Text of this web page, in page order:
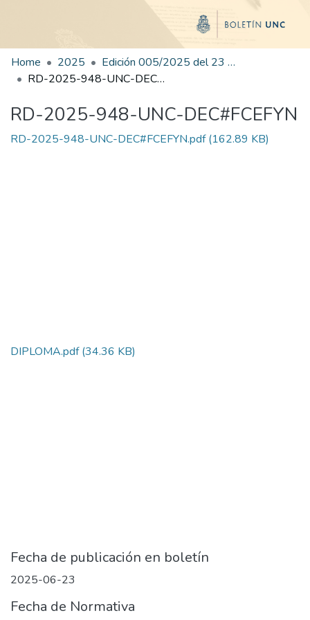
Home 2025
Edición 005/2025 del 23 de junio de 2025
RD-2025-948-UNC-DEC#FCEFYN
RD-2025-948-UNC-DEC#FCEFYN
RD-2025-948-UNC-DEC#FCEFYN.pdf(162.89 KB)
DIPLOMA.pdf(34.36 KB)
Fecha de publicación en boletín
2025-06-23
Fecha de Normativa